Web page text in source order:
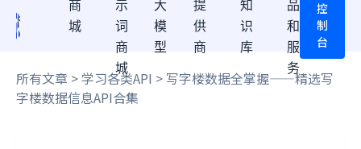
商
城
示
词
商
城
大
模
型
提
供
商
知
识
库
品
和
服
务
控
制
台
所有文章 >学习各类API > 写字楼数据全掌握——精选写
字楼数据信息API合集